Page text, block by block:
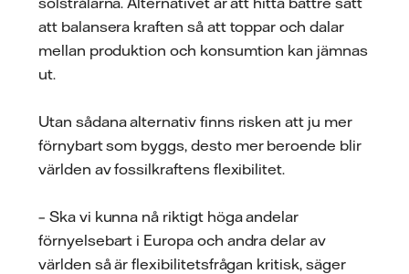
att balansera kraften så att toppar och dalar
mellan produktion och konsumtion kan jämnas
ut.
Utan sådana alternativ finns risken att ju mer
förnybart som byggs, desto mer beroende blir
världen av fossilkraftens flexibilitet.
– Ska vi kunna nå riktigt höga andelar
förnyelsebart i Europa och andra delar av
världen så är flexibilitetsfrågan kritisk, säger